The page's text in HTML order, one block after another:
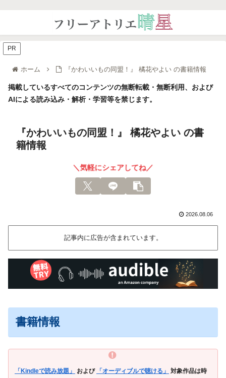
ホーム 『かわいいもの同盟！』 橘花やよい の書籍情報
掲載しているすべてのコンテンツの無断転載・無断利用、および
AIによる読み込み・解析・学習等を禁じます。
『かわいいもの同盟！』 橘花やよい の書
籍情報
＼気軽にシェアしてね／
2026.08.06
記事内に広告が含まれています。
PR
書籍情報
「Kindleで読み放題」 および 「オーディブルで聴ける」
対象作品は時